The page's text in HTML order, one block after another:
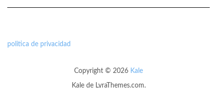
politica de privacidad
Copyright © 2026 Kale
Kalede LyraThemes.com.